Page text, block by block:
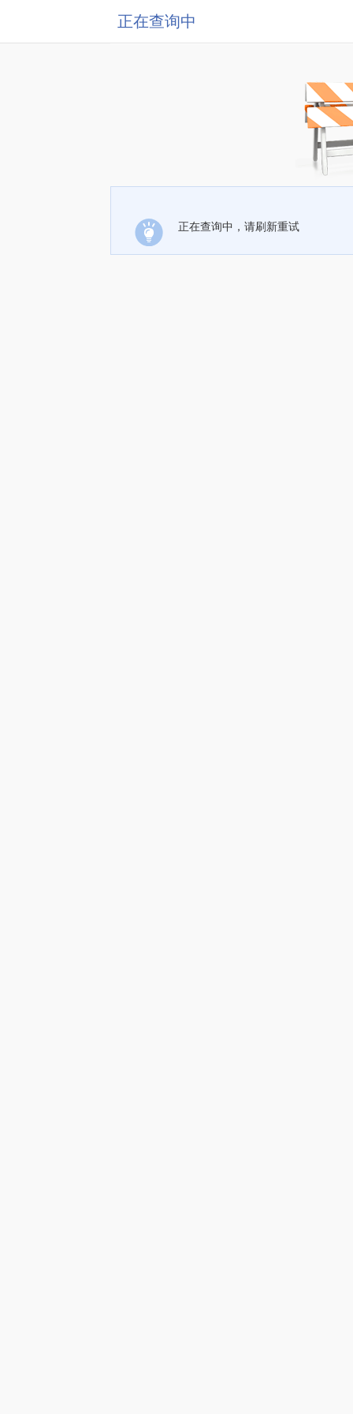
正在查询中
正在查询中，请刷新重试